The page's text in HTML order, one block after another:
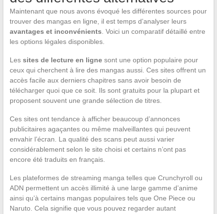
Maintenant que nous avons évoqué les différentes sources pour
trouver des mangas en ligne, il est temps d’analyser leurs
avantages et inconvénients . Voici un comparatif détaillé entre
les options légales disponibles.
Les sites de lecture en lignesont une option populaire pour
ceux qui cherchent à lire des mangas aussi. Ces sites offrent un
accès facile aux derniers chapitres sans avoir besoin de
télécharger quoi que ce soit. Ils sont gratuits pour la plupart et
proposent souvent une grande sélection de titres.
Ces sites ont tendance à afficher beaucoup d’annonces
publicitaires agaçantes ou même malveillantes qui peuvent
envahir l’écran. La qualité des scans peut aussi varier
considérablement selon le site choisi et certains n’ont pas
encore été traduits en français.
Les plateformes de streaming manga telles que Crunchyroll ou
ADN permettent un accès illimité à une large gamme d’anime
ainsi qu’à certains mangas populaires tels que One Piece ou
Naruto. Cela signifie que vous pouvez regarder autant